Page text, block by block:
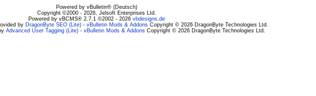
Powered by vBulletin® (Deutsch)
Copyright ©2000 - 2026, Jelsoft Enterprises Ltd.
Powered by vBCMS® 2.7.1 ©2002 - 2026 vbdesigns.de
by DragonByte SEO (Lite)- vBulletin Mods & AddonsCopyright © 2026 DragonByte Technologies Ltd.
Advanced User Tagging (Lite)- vBulletin Mods & AddonsCopyright © 2026 DragonByte Technologies Ltd.